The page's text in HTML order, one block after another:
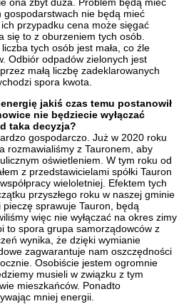
gospodarstwach nie będą mieć
przypadku cena może sięgać
się to z oburzeniem tych osób.
tych osób jest mała, co źle
Odbiór odpadów zielonych jest
małą liczbę zadeklarowanych
spora kwota.
jakiś czas temu postanowił
nie będziecie wyłączać
taka decyzja?
gospodarczo. Już w 2020 roku
rozmawialiśmy z Tauronem, aby
oświetleniem. W tym roku od
z przedstawicielami spółki Tauron
wieloletniej. Efektem tych
przyszłego roku w naszej gminie
sprawuje Tauron, będą
więc nie wyłączać na okres zimy
to spora grupa samorządowców z
wynika, że dzięki wymianie
zagwarantuje nam oszczędności
Osobiście jestem ogromnie
musieli w związku z tym
mieszkańców. Ponadto
mniej energii.